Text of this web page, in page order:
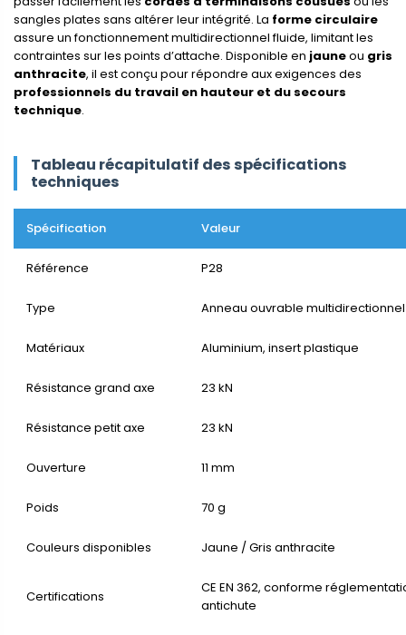
sangles plates sans altérer leur intégrité. La forme circulaire
assure un fonctionnement multidirectionnel fluide, limitant les
contraintes sur les points d’attache. Disponible en jauneou gris
anthracite, il est conçu pour répondre aux exigences des
professionnels du travail en hauteur et du secours
technique.
Tableau récapitulatif des spécifications
techniques
Spécification Valeur
Référence P28
Type Anneau ouvrable multidirectionnel
Matériaux Aluminium, insert plastique
Résistance grand axe 23 kN
Résistance petit axe 23 kN
Ouverture 11 mm
Poids 70 g
Couleurs disponibles Jaune / Gris anthracite
Certifications
CE EN 362, conforme
antichute